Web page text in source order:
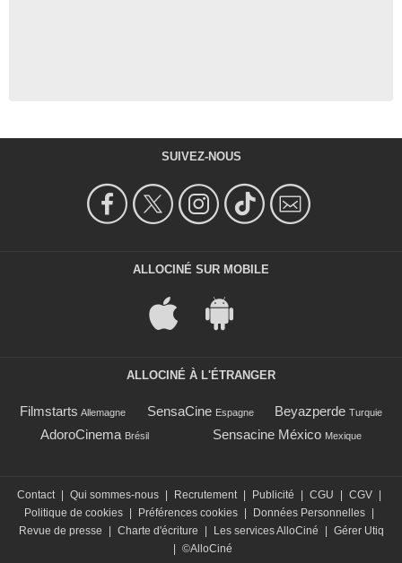
SUIVEZ-NOUS
ALLOCINÉ SUR MOBILE
ALLOCINÉ À L'ÉTRANGER
Filmstarts Allemagne SensaCine Espagne Beyazperde Turquie
AdoroCinema Brésil Sensacine México Mexique
Contact | Qui sommes-nous | Recrutement | Publicité | CGU | CGV |
Politique de cookies | Préférences cookies | Données Personnelles |
Revue de presse
| Charte d'écriture | Les services AlloCiné | Gérer Utiq
| ©AlloCiné